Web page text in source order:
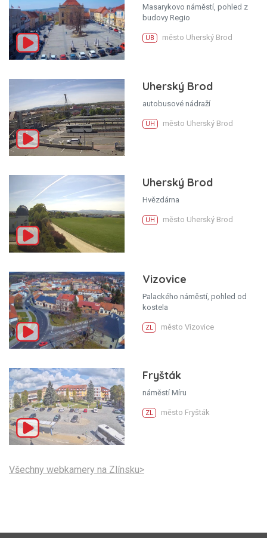
Masarykovo náměstí, pohled z
budovy Regio
UB město Uherský Brod
Uherský Brod
autobusové nádraží
UH město Uherský Brod
Uherský Brod
Hvězdárna
UH město Uherský Brod
Vizovice
Palackého náměstí, pohled od
kostela
ZL město Vizovice
Fryšták
náměstí Míru
ZL město Fryšták
Všechny webkamery na Zlínsku>